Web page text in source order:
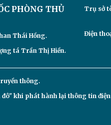
PHÒNG THỦ
Thái Hồng.
tá Trần Thị Hiền.
Trụ sở
Điện
thông.
khi phát hành lại thông tin điện